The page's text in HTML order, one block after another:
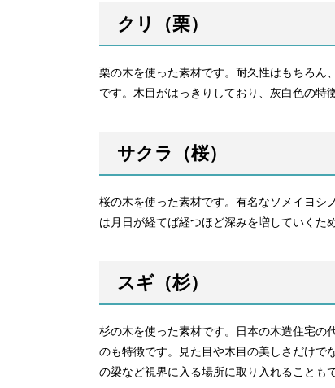
クリ（栗）
栗の木を使った素材です。耐久性はもちろん
です。木目がはっきりしており、灰白色の特
サクラ（桜）
桜の木を使った素材です。有名なソメイヨシ
は月日が経てば経つほど深みを増していくた
スギ（杉）
杉の木を使った素材です。日本の木造住宅の
のも特徴です。見た目や木目の美しさだけで
の梁など視界に入る場所に取り入れることも